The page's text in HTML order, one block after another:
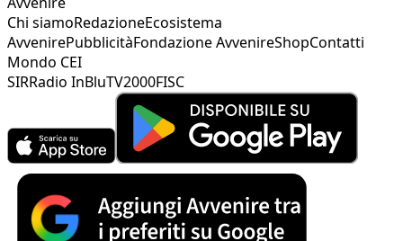
Chi siamoRedazioneEcosistema
AvvenirePubblicitàFondazione AvvenireShopContatti
Mondo CEI
SIRRadio InBluTV2000FISC